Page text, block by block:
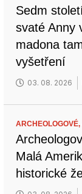
Sedm
svaté Anny
madona
vyšetření
03. 08. 2026
ARCHEOLOGOVÉ,
Malá
historické